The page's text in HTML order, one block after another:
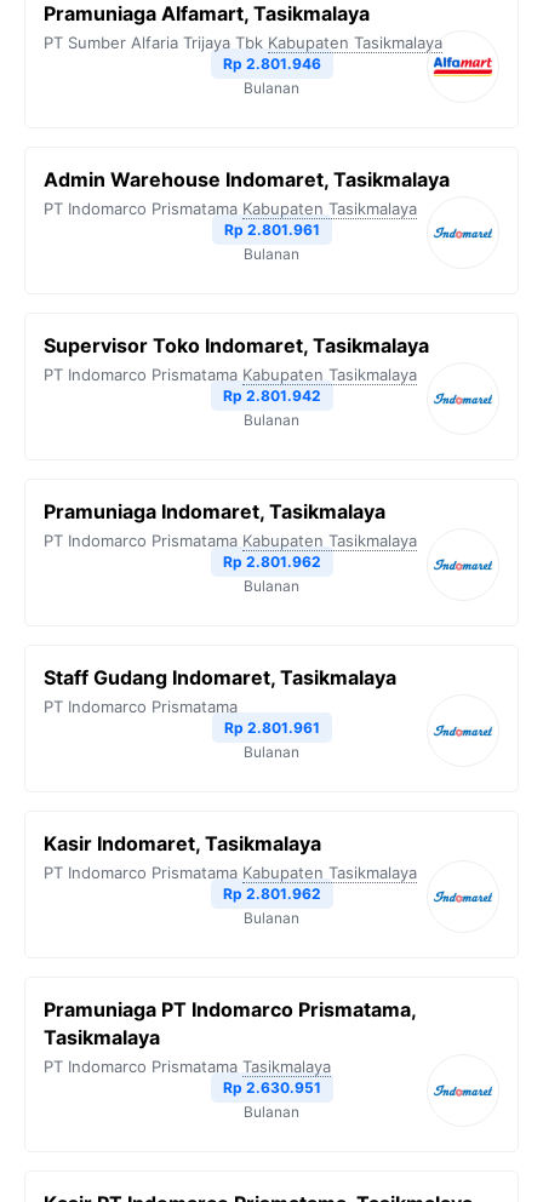
Pramuniaga Alfamart, Tasikmalaya
PT Sumber Alfaria Trijaya Tbk Kabupaten Tasikmalaya
Rp 2.801.946
Bulanan
Admin Warehouse Indomaret, Tasikmalaya
PT Indomarco Prismatama Kabupaten Tasikmalaya
Rp 2.801.961
Bulanan
Supervisor Toko Indomaret, Tasikmalaya
PT Indomarco Prismatama Kabupaten Tasikmalaya
Rp 2.801.942
Bulanan
Pramuniaga Indomaret, Tasikmalaya
PT Indomarco Prismatama Kabupaten Tasikmalaya
Rp 2.801.962
Bulanan
Staff Gudang Indomaret, Tasikmalaya
PT Indomarco Prismatama
Rp 2.801.961
Bulanan
Kasir Indomaret, Tasikmalaya
PT Indomarco Prismatama Kabupaten Tasikmalaya
Rp 2.801.962
Bulanan
Pramuniaga PT Indomarco Prismatama,
Tasikmalaya
PT Indomarco Prismatama Tasikmalaya
Rp 2.630.951
Bulanan